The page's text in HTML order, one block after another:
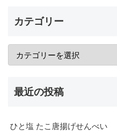
カテゴリー
最近の投稿
ひと塩 たこ唐揚げせんべい